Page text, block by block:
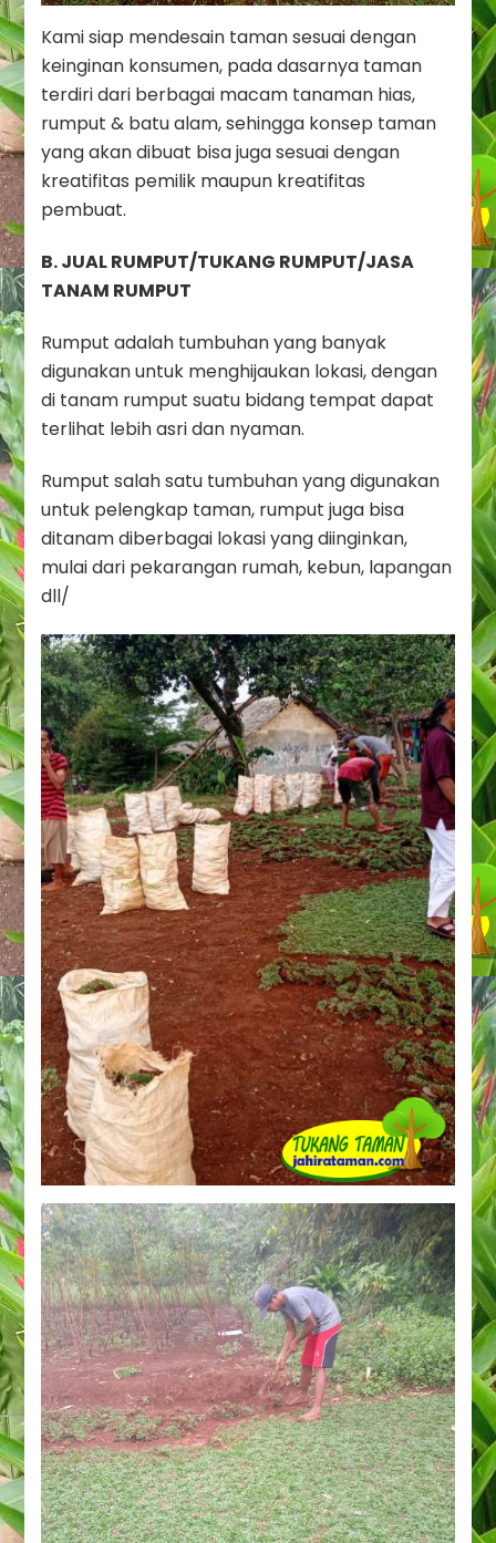
Kami siap mendesain taman sesuai dengan
keinginan konsumen, pada dasarnya taman
terdiri dari berbagai macam tanaman hias,
rumput & batu alam, sehingga konsep taman
yang akan dibuat bisa juga sesuai dengan
kreatifitas pemilik maupun kreatifitas
pembuat.
B. JUAL RUMPUT/TUKANG RUMPUT/JASA
TANAM RUMPUT
Rumput adalah tumbuhan yang banyak
digunakan untuk menghijaukan lokasi, dengan
di tanam rumput suatu bidang tempat dapat
terlihat lebih asri dan nyaman.
Rumput salah satu tumbuhan yang digunakan
untuk pelengkap taman, rumput juga bisa
ditanam diberbagai lokasi yang diinginkan,
mulai dari pekarangan rumah, kebun, lapangan
dll/